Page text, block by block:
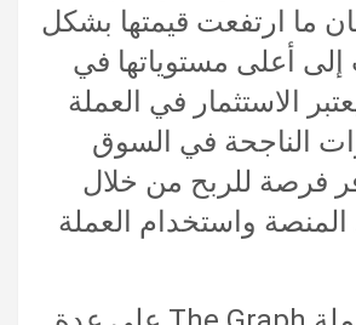
ما ارتفعت قيمتها بشكل
أعلى مستوياتها في
ويعتبر الاستثمار في العملة
الناجحة في السوق
فرصة للربح من خلال
المنصة واستخدام العملة